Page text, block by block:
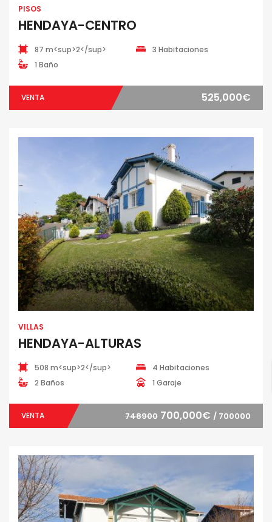
PISOS
HENDAYA-CENTRO
87 m<sup>2</sup>
3 Habitaciones
1 Baño
VENTA 525,000€
VILLAS
HENDAYA-ALTURAS
508 m<sup>2</sup>
4 Habitaciones
2 Baños
1 Garaje
VENTA 748900 700,000€ / 700000